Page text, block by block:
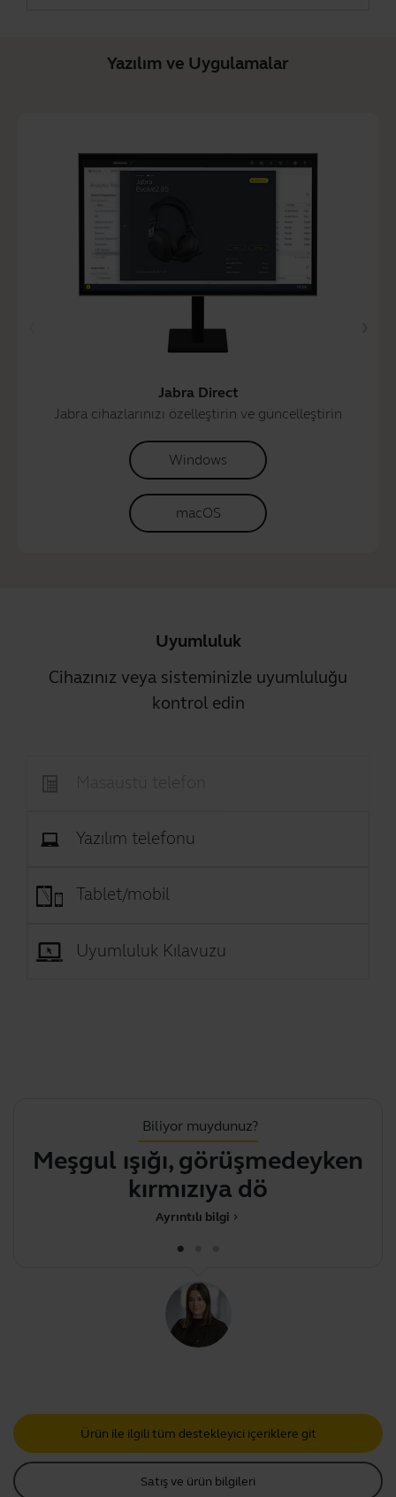
Yazılım ve Uygulamalar
Jabra Direct
Jabra cihazlarınızı özelleştirin ve güncelleştirin
Windows
macOS
Uyumluluk
Cihazınız veya sisteminizle uyumluluğu
kontrol edin
Yazılım telefonu
Tablet/mobil
Uyumluluk Kılavuzu
Biliyor muydunuz?
Meşgul ışığı, görüşmedeyken
kırmızıya döner
chevron_right
Ayrıntılı bilgi
Ürün ile ilgili tüm destekleyici içeriklere git
Satış ve ürün bilgileri